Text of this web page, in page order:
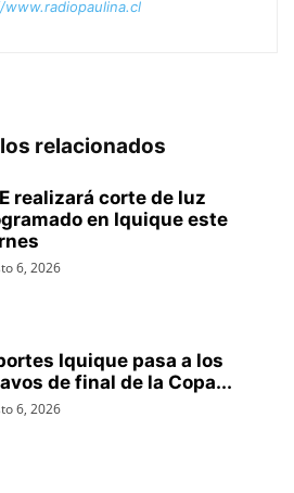
relacionados
realizará corte de luz
en Iquique este
6, 2026
Iquique pasa a los
de final de la Copa...
6, 2026